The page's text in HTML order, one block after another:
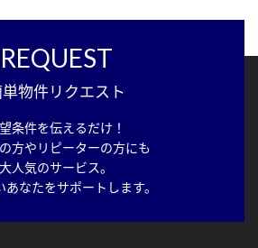
REQUEST
物件リクエスト
条件を伝えるだけ！
方やリピーターの方にも
大人気のサービス。
あなたをサポートします。